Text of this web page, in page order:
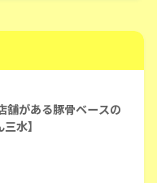
舗がある豚骨ベースの
水】